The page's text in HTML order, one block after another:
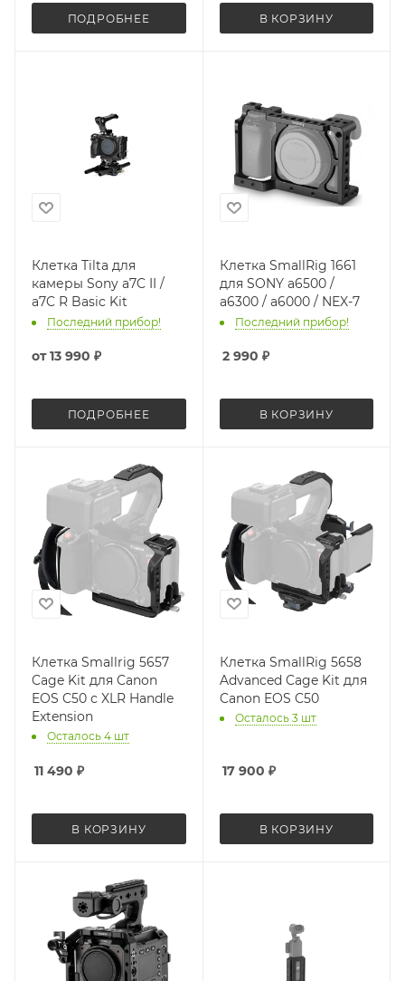
ПОДРОБНЕЕ В КОРЗИНУ
Клетка Tilta для
камеры Sony a7C II /
a7C R Basic Kit
Последний прибор!
от13 990 ₽
ПОДРОБНЕЕ
Клетка SmallRig 1661
для SONY a6500 /
a6300 / a6000 / NEX-7
Последний прибор!
2 990 ₽
В КОРЗИНУ
Клетка Smallrig 5657
Cage Kit для Canon
EOS C50 с XLR Handle
Extension
Осталось 4 шт
11 490 ₽
В КОРЗИНУ
Клетка SmallRig 5658
Advanced Cage Kit для
Canon EOS C50
Осталось 3 шт
17 900 ₽
В КОРЗИНУ